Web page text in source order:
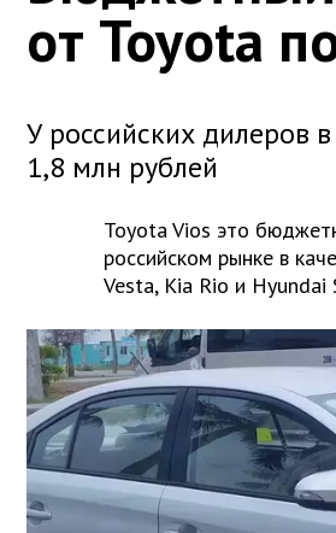
от Toyota
У российских дилеров
1,8 млн рублей
Toyota Vios это
российском рынке в
Vesta, Kia Rio и Hyundai